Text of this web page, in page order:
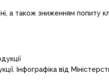
а також зниженням попиту
Інфографіка від